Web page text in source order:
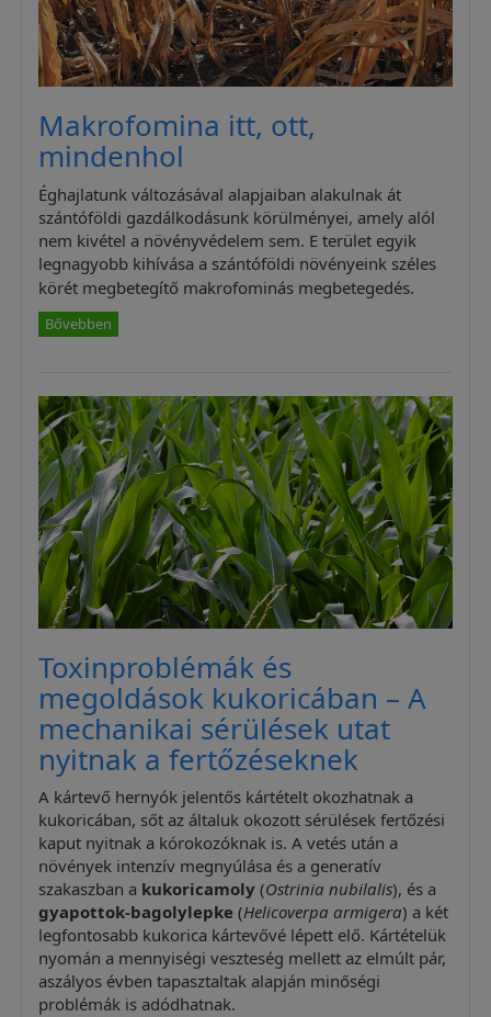
Makrofomina itt, ott,
mindenhol
Éghajlatunk változásával alapjaiban alakulnak át
szántóföldi gazdálkodásunk körülményei, amely alól
nem kivétel a növényvédelem sem. E terület egyik
legnagyobb kihívása a szántóföldi növényeink széles
körét megbetegítő makrofominás megbetegedés.
Bővebben
Toxinproblémák és
megoldások kukoricában – A
mechanikai sérülések utat
nyitnak a fertőzéseknek
A kártevő hernyók jelentős kártételt okozhatnak a
kukoricában, sőt az általuk okozott sérülések fertőzési
kaput nyitnak a kórokozóknak is. A vetés után a
növények intenzív megnyúlása és a generatív
szakaszban a kukoricamoly (Ostrinia nubilalis), és a
gyapottok-bagolylepke (Helicoverpa armigera) a két
legfontosabb kukorica kártevővé lépett elő. Kártételük
nyomán a mennyiségi veszteség mellett az elmúlt pár,
aszályos évben tapasztaltak alapján minőségi
problémák is adódhatnak.